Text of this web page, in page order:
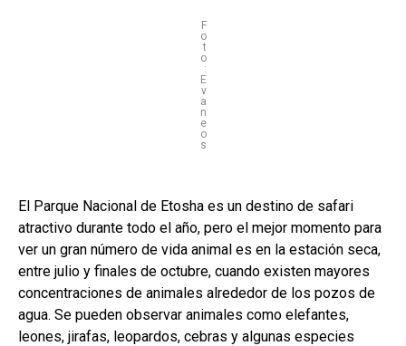
F
o
t
o
:
E
v
a
n
e
o
s
El Parque Nacional de Etosha es un destino de safari
atractivo durante todo el año, pero el mejor momento para
ver un gran número de vida animal es en la estación seca,
entre julio y finales de octubre, cuando existen mayores
concentraciones de animales alrededor de los pozos de
agua. Se pueden observar animales como elefantes,
leones, jirafas, leopardos, cebras y algunas especies